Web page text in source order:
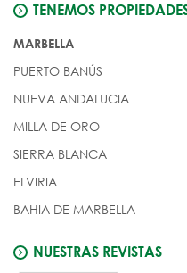
TENEMOS
MARBELLA
PUERTO BANÚS
NUEVA ANDALUCIA
MILLA DE ORO
SIERRA BLANCA
ELVIRIA
BAHIA DE MARBELLA
NUESTRAS REVISTAS